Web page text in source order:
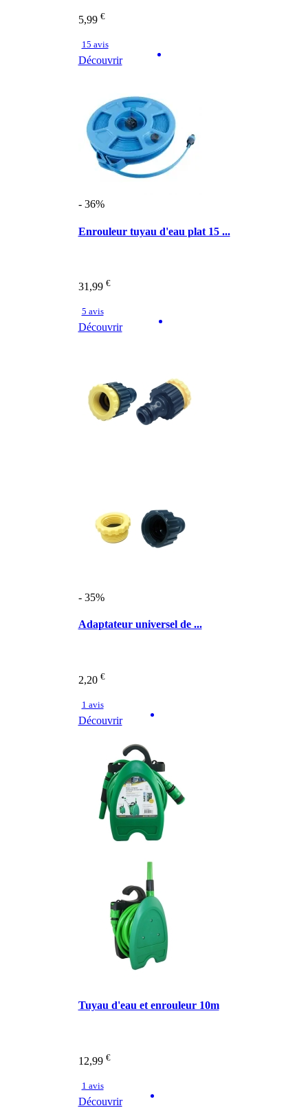
5,99 €
15 avis
Découvrir
- 36%
Enrouleur tuyau d'eau plat 15 ...
31,99 €
5 avis
Découvrir
- 35%
Adaptateur universel de ...
2,20 €
1 avis
Découvrir
Tuyau d'eau et enrouleur 10m
12,99 €
1 avis
Découvrir